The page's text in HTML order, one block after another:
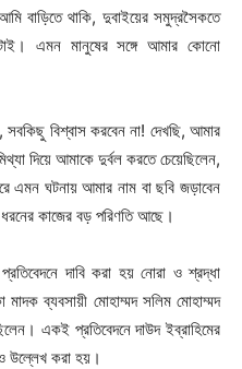
বাড়িতে থাকি, দুবাইয়ের সমুদ্রসৈকতে
এমন মানুষের সঙ্গে আমার কোনো
সবকিছু বিশ্বাস করবেন না! দেখছি, আমার
দিয়ে আমাকে দুর্বল করতে চেয়েছিলেন,
এমন ঘটনায় আমার নাম বা ছবি জড়াবেন
কাজের বড় পরিণতি আছে।
দাবি করা হয় নোরা ও শ্রদ্ধা
ব্যবসায়ী মোহাম্মদ সলিম মোহাম্মদ
একই প্রতিবেদনে দাউদ ইব্রাহিমের
উল্লেখ করা হয়।